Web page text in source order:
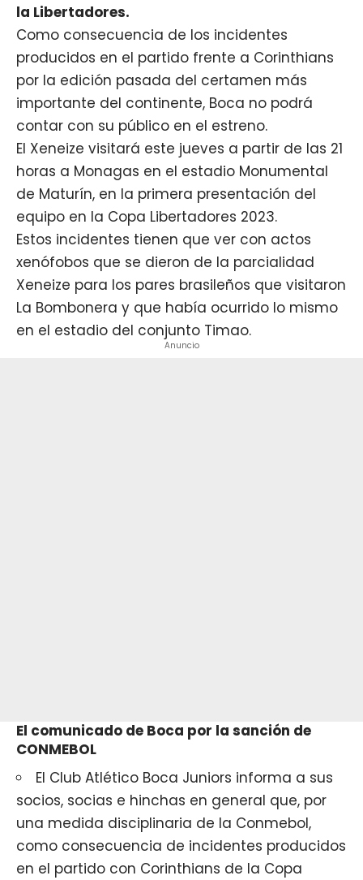
la Libertadores.
Como consecuencia de los incidentes
producidos en el partido frente a Corinthians
por la edición pasada del certamen más
importante del continente, Boca no podrá
contar con su público en el estreno.
El Xeneize visitará este jueves a partir de las 21
horas a Monagas en el estadio Monumental
de Maturín, en la primera presentación del
equipo en la Copa Libertadores 2023.
Estos incidentes tienen que ver con actos
xenófobos que se dieron de la parcialidad
Xeneize para los pares brasileños que visitaron
La Bombonera y que había ocurrido lo mismo
en el estadio del conjunto Timao.
Anuncio
El comunicado de Boca por la sanción de
CONMEBOL
El Club Atlético Boca Juniors informa a sus
socios, socias e hinchas en general que, por
una medida disciplinaria de la Conmebol,
como consecuencia de incidentes producidos
en el partido con Corinthians de la Copa